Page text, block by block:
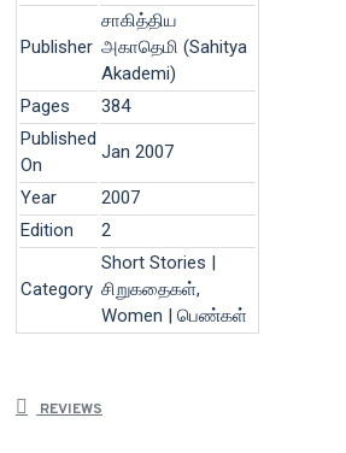
Publisher
சாகித்திய
அகாதெமி (Sahitya
Akademi)
Pages
384
Published
On
Jan 2007
Year
2007
Edition
2
Category
Short Stories |
சிறுகதைகள்,
Women | பெண்கள்
REVIEWS